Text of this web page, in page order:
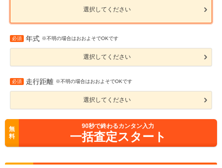
選択してください
必須 年式 ※不明の場合はおおよそでOKです
選択してください
必須 走行距離 ※不明の場合はおおよそでOKです
選択してください
無
料
90秒で終わるカンタン入力
一括査定スタート